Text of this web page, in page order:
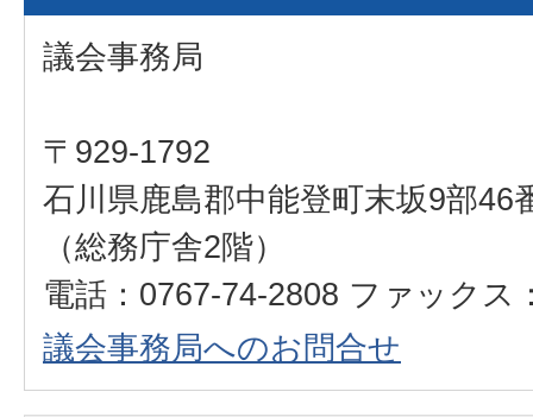
議会事務局
〒929-1792
石川県鹿島郡中能登町末坂9部46
（総務庁舎2階）
電話：0767-74-2808 ファックス
議会事務局へのお問合せ